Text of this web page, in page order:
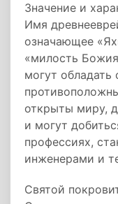
Значение и
Имя
означающее
«милость
могут
открыты миру,
и могут
профессиях,
инженерами и
Святой